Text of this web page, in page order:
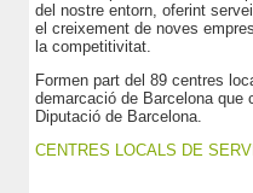
del nostre entorn, oferint
el creixement de noves
la competitivitat.
Formen part del 89 centres
demarcació de Barcelona que
Diputació de Barcelona.
CENTRES LOCALS DE